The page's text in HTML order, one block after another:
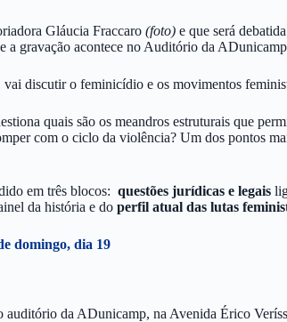
Gláucia Fraccaro (foto) e que será
e a gravação acontece no Auditório da
vai discutir o feminicídio e os movimentos
quais são os meandros estruturais que
com o ciclo da violência? Um dos pontos
em três blocos: questões jurídicas e legais
da história e do perfil atual das lutas
domingo, dia 19
auditório da ADunicamp, na Avenida Érico